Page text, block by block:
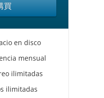
買
en disco
mensual
ilimitadas
ilimitadas